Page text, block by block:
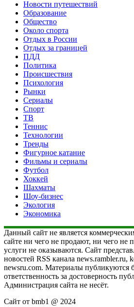
Новости путешествий
Образование
Общество
Около спорта
Отдых в России
Отдых за границей
ПДД
Политика
Происшествия
Психология
Рынки
Сериалы
Спорт
ТВ
Теннис
Технологии
Тренды
Фигурное катание
Фильмы и сериалы
Футбол
Хоккей
Шахматы
Шоу-бизнес
Экология
Экономика
Данный сайт не является
сайте ни чего не продают, ни чего не
услуги не оказываются. Сайт
новостей RSS канала news.rambler.ru,
newsru.com. Материалы публикуются
ответственность за достоверность
Администрация сайта не несёт.
Сайт от bmb1 @ 2024